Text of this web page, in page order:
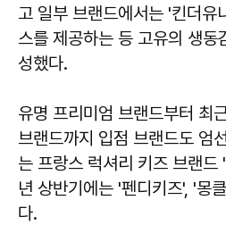
고 일부 브랜드에서는 '킨더유
스를 제공하는 등 고유의 생동
성했다.
유명 프리미엄 브랜드부터 최
브랜드까지 입점 브랜드도 엄
는 프랑스 럭셔리 키즈 브랜드
년 상반기에는 '펜디키즈', '몽
다.